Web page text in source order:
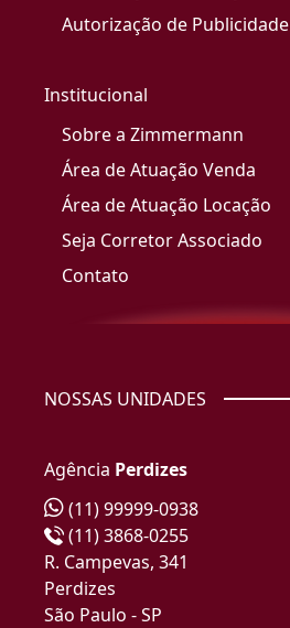
Autorização de Publicidade
Institucional
Sobre a Zimmermann
Área de Atuação Venda
Área de Atuação Locação
Seja Corretor Associado
Contato
NOSSAS UNIDADES
Agência Perdizes
(11) 99999-0938
(11) 3868-0255
R. Campevas, 341
Perdizes
São Paulo - SP